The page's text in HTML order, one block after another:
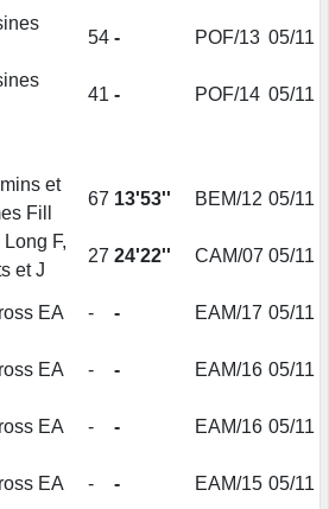
54 - POF/13 05/11
41 - POF/14 05/11
et
Fill
67 13'53'' BEM/12 05/11
F,
et J
27 24'22'' CAM/07 05/11
EA - - EAM/17 05/11
EA - - EAM/16 05/11
EA - - EAM/16 05/11
EA - - EAM/15 05/11